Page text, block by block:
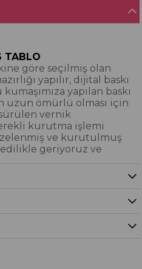
TABLO
göre seçilmiş olan
yapılır, dijital baskı
yapılan baskı
uzun ömürlü olması için
vernik
kurutma işlemi
ve kurutulmuş
geriyoruz ve
gönderiyoruz.
DOKULU TABLO
üzerine spatula
/ sim işlemeleri kısmi